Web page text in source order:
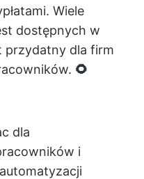
Wiele
dostępnych w
przydatny dla firm
🌻
dla
i